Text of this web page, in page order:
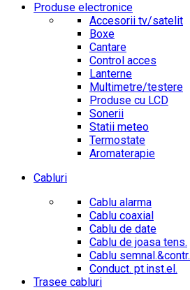
Produse electronice
Accesorii tv/satelit
Boxe
Cantare
Control acces
Lanterne
Multimetre/testere
Produse cu LCD
Sonerii
Statii meteo
Termostate
Aromaterapie
Cabluri
Cablu alarma
Cablu coaxial
Cablu de date
Cablu de joasa tens.
Cablu semnal.&contr.
Conduct. pt.inst.el.
Trasee cabluri